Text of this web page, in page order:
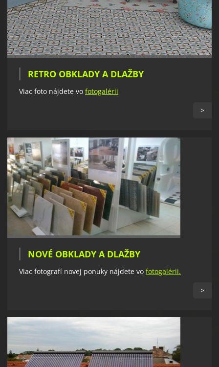
RETRO OBKLADY A DLAŽBY
Viac foto nájdete vo fotogalérii
>
NOVÉ OBKLADY A DLAŽBY
Viac fotografí novej ponuky nájdete vo fotogalérii.
>